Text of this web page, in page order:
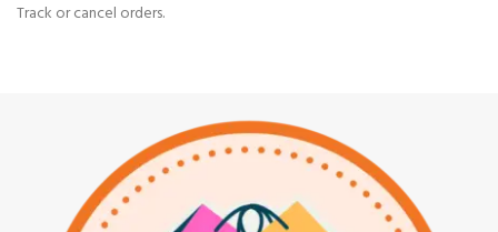
Track or cancel orders.